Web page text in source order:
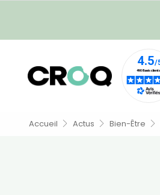
Accueil Actus Bien-Être